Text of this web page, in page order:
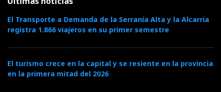
El Transporte a Demanda de la Serranía Alta y la Alcarria
registra 1.866 viajeros en su primer semestre
El turismo crece en la capital y se resiente en la provincia
en la primera mitad del 2026